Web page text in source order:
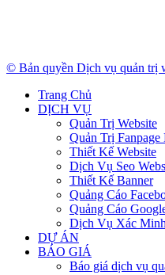
© Bản quyền Dịch vụ quản trị
Trang Chủ
DỊCH VỤ
Quản Trị Website
Quản Trị Fanpage
Thiết Kế Website
Dịch Vụ Seo
Thiết Kế Banner
Quảng Cáo
Quảng Cáo
Dịch Vụ Xác
DỰ ÁN
BÁO GIÁ
Báo giá dịch vụ